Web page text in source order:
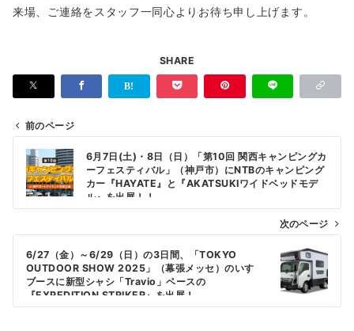
来場、ご連絡をスタッフ一同心よりお待ち申し上げます。
SHARE
投
稿
ナ
ビ
ゲ
ー
シ
ョ
前のページ
6月7日(土)・8日（日）「第10回 関西キャンピングカ
ーフェスティバル」（神戸市）にNTBのキャンピング
カー『HAYATE』と『AKATSUKIワイドベッドモデ
ル』を出展！！
次のページ
6/27（金）～6/29（日）の3日間、「TOKYO
OUTDOOR SHOW 2025」（幕張メッセ）のいすゞ
ブースに新型シャシ「Travio」ベースの
『EXPEDITION STRIKER』を出展！